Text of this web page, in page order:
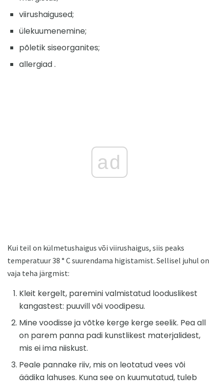
viirushaigused;
ülekuumenemine;
põletik siseorganites;
allergiad .
ad
Kui teil on külmetushaigus või viirushaigus, siis peaks
temperatuur 38 ° C suurendama higistamist. Sellisel juhul on
vaja teha järgmist:
Kleit kergelt, paremini valmistatud looduslikest
kangastest: puuvill või voodipesu.
Mine voodisse ja võtke kerge kerge seelik. Pea all
on parem panna padi kunstlikest materjalidest,
mis ei ima niiskust.
Peale pannake riiv, mis on leotatud vees või
äädika lahuses. Kuna see on kuumutatud, tuleb